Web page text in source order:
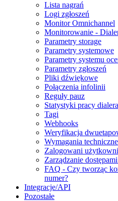
Lista nagrań
Logi zgłoszeń
Monitor Omnichannel
Monitorowanie -
Parametry storage
Parametry systemowe
Parametry systemu
Parametry zgłoszeń
Pliki dźwiękowe
Połączenia infolinii
Reguły pauz
Statystyki pracy dialera
Tagi
Webhooks
Weryfikacja
Wymagania
Zalogowani
Zarządzanie
FAQ - Czy tworząc
numer?
Integracje/API
Pozostałe